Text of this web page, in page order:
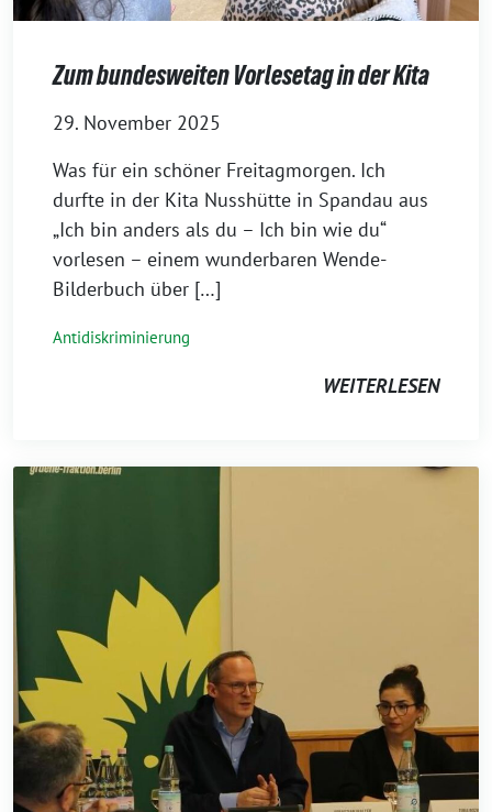
Zum bundesweiten Vorlesetag in der Kita
29. November 2025
⁨Was für ein schöner Freitagmorgen. Ich
durfte in der Kita Nusshütte in Spandau aus
„Ich bin anders als du – Ich bin wie du“
vorlesen – einem wunderbaren Wende-
Bilderbuch über […]
Antidiskriminierung
WEITERLESEN